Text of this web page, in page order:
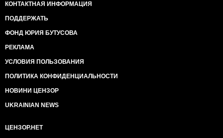
КОНТАКТНАЯ ИНФОРМАЦИЯ
ПОДДЕРЖАТЬ
ФОНД ЮРИЯ БУТУСОВА
РЕКЛАМА
УСЛОВИЯ ПОЛЬЗОВАНИЯ
ПОЛИТИКА КОНФИДЕНЦИАЛЬНОСТИ
НОВИНИ ЦЕНЗОР
UKRAINIAN NEWS
ЦЕНЗОР.НЕТ